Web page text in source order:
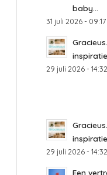
baby...
31 juli 2026 - 09:17
29 juli 2026 - 14:32
29 juli 2026 - 14:32
Een